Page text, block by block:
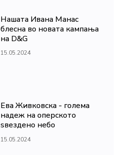
Нашата Ивана Манас
блесна во новата кампања
на D&G
15.05.2024
Ева Живковска - голема
надеж на оперското
ѕвездено небо
15.05.2024